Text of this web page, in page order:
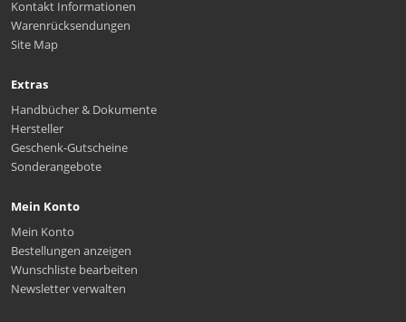
Kontakt Informationen
Warenrücksendungen
Site Map
Extras
Handbücher & Dokumente
Hersteller
Geschenk-Gutscheine
Sonderangebote
Mein Konto
Mein Konto
Bestellungen anzeigen
Wunschliste bearbeiten
Newsletter verwalten